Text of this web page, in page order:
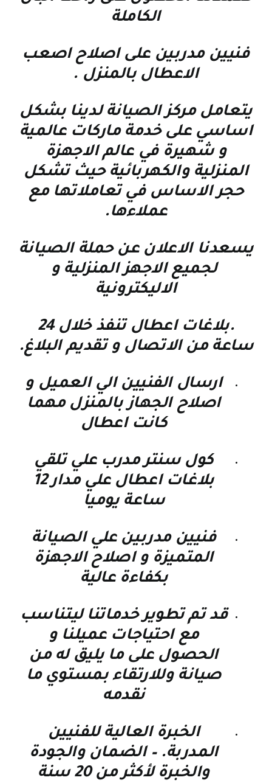
الكاملة
فنيين مدربين على اصلاح اصعب
الاعطال بالمنزل .
يتعامل مركز الصيانة لدينا بشكل
اساسي على خدمة ماركات عالمية
و شهيرة في عالم الاجهزة
المنزلية والكهربائية حيث تشكل
حجر الاساس في تعاملاتها مع
عملاءها.
يسعدنا الاعلان عن حملة الصيانة
لجميع الاجهز المنزلية و
الاليكترونية
.بلاغات اعطال تنفذ خلال 24
ساعة من الاتصال و تقديم البلاغ.
ارسال الفنيين الي العميل و
اصلاح الجهاز بالمنزل مهما
كانت اعطال
كول سنتر مدرب علي تلقي
بلاغات اعطال علي مدار 12
ساعة يوميا
فنيين مدربين علي الصيانة
المتميزة و اصلاح الاجهزة
بكفاءة عالية
قد تم تطوير خدماتنا ليتناسب
مع احتياجات عميلنا و
الحصول على ما يليق له من
صيانة وللارتقاء بمستوي ما
نقدمه
الخبرة العالية للفنيين
المدربة. – الضمان والجودة
والخبرة لأكثر من 20 سنة